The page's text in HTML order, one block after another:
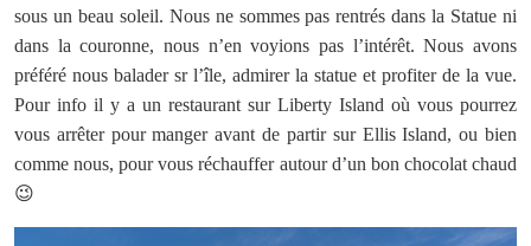
sous un beau soleil. Nous ne sommes pas rentrés dans la Statue ni
dans la couronne, nous n’en voyions pas l’intérêt. Nous avons
préféré nous balader sr l’île, admirer la statue et profiter de la vue.
Pour info il y a un restaurant sur Liberty Island où vous pourrez
vous arrêter pour manger avant de partir sur Ellis Island, ou bien
comme nous, pour vous réchauffer autour d’un bon chocolat chaud
😉